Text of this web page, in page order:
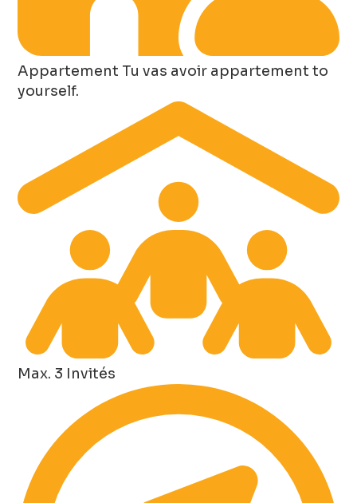
Appartement Tu vas avoir appartement to
yourself.
Max. 3 Invités